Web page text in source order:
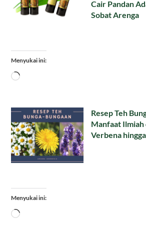
Cair Pandan
Sobat Arenga
Menyukai ini:
Memuat...
Resep Teh
Manfaat Ilmiah
Verbena
Menyukai ini:
Memuat...